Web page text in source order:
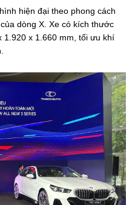
hiện đại theo phong cách
dòng X. Xe có kích thước
1.920 x 1.660 mm, tối ưu khí